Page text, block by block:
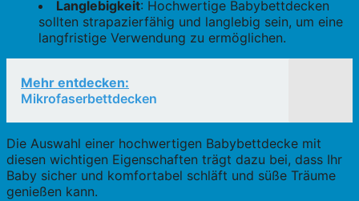
Langlebigkeit: Hochwertige Babybettdecken
sollten strapazierfähig und langlebig sein, um eine
langfristige Verwendung zu ermöglichen.
Mehr entdecken:
Mikrofaserbettdecken
Die Auswahl einer hochwertigen Babybettdecke mit
diesen wichtigen Eigenschaften trägt dazu bei, dass Ihr
Baby sicher und komfortabel schläft und süße Träume
genießen kann.